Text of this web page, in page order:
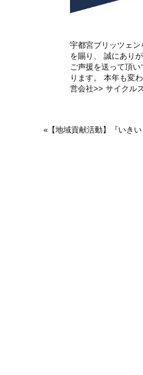
宇都宮ブリッツェ
を賜り、 誠にあり
ご声援を送って頂
ります。 本年も変
営会社>> サイクル
« 【地域貢献活動】『いき